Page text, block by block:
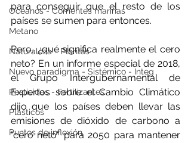
Océanos - Corrientes marinas
Metano
Naturaleza - Plantas
Nuevo paradigma - Sistémico - Integ
Pesticidas - Fertilizantes
Plásticos
Puntos de inflexión
para conseguir que el resto de los
países se sumen para entonces.
Pero, ¿qué significa realmente el cero
neto? En un informe especial de 2018,
el Grupo Intergubernamental de
Expertos sobre el Cambio Climático
dijo que los países deben llevar las
emisiones de dióxido de carbono a
"cero neto" para 2050 para mantener